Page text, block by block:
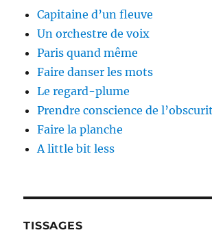
Capitaine d’un fleuve
Un orchestre de voix
Paris quand même
Faire danser les mots
Le regard-plume
Prendre conscience de
Faire la planche
A little bit less
TISSAGES